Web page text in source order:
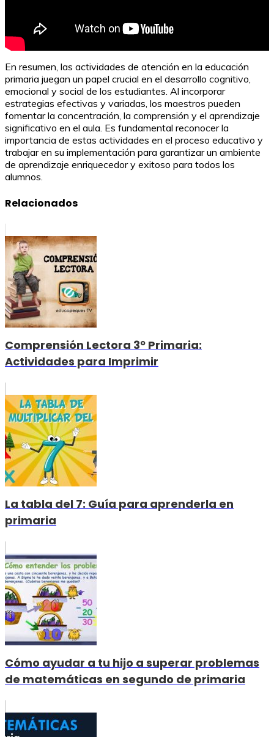
En resumen, las actividades de atención en la educación
primaria juegan un papel crucial en el desarrollo cognitivo,
emocional y social de los estudiantes. Al incorporar
estrategias efectivas y variadas, los maestros pueden
fomentar la concentración, la comprensión y el aprendizaje
significativo en el aula. Es fundamental reconocer la
importancia de estas actividades en el proceso educativo y
trabajar en su implementación para garantizar un ambiente
de aprendizaje enriquecedor y exitoso para todos los
alumnos.
Relacionados
Comprensión Lectora 3º Primaria:
Actividades para Imprimir
La tabla del 7: Guía para aprenderla en
primaria
Cómo ayudar a tu hijo a superar problemas
de matemáticas en segundo de primaria